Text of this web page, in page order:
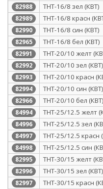
82988 ТНТ-16/8 зел (КВТ)
82989 ТНТ-16/8 красн
82990 ТНТ-16/8 син (КВТ)
82965 ТНТ-16/8 бел (КВТ)
82991 ТНТ-20/10 желт
82992 ТНТ-20/10 зел (КВТ)
82993 ТНТ-20/10 красн
82994 ТНТ-20/10 син (КВТ)
82966 ТНТ-20/10 бел (КВТ)
84994 ТНТ-25/12.5 желт
84996 ТНТ-25/12.5 зел
84997 ТНТ-25/12.5 красн
84998 ТНТ-25/12.5 син
82995 ТНТ-30/15 желт
82996 ТНТ-30/15 зел (КВТ)
82997 ТНТ-30/15 красн